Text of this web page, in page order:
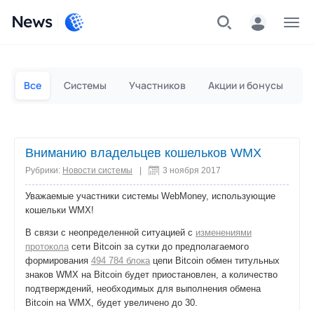
News
Все Системы Участников Акции и бонусы
Вниманию владельцев кошельков WMX
Рубрики: Новости системы 3 ноября 2017
Уважаемые участники системы WebMoney, использующие
кошельки WMX!
В связи с неопределенной ситуацией с изменениями
протокола сети Bitcoin за сутки до предполагаемого
формирования 494 784 блока цепи Bitcoin обмен титульных
знаков WMX на Bitcoin будет приостановлен, а количество
подтверждений, необходимых для выполнения обмена
Bitcoin на WMX, будет увеличено до 30.